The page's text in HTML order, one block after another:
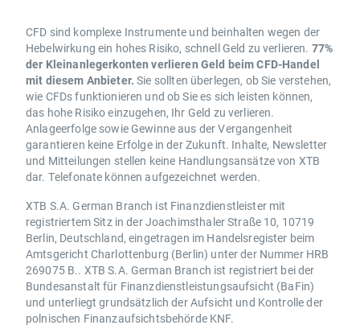
CFD sind komplexe Instrumente und beinhalten wegen der
Hebelwirkung ein hohes Risiko, schnell Geld zu verlieren. 77%
der Kleinanlegerkonten verlieren Geld beim CFD-Handel
mit diesem Anbieter. Sie sollten überlegen, ob Sie verstehen,
wie CFDs funktionieren und ob Sie es sich leisten können,
das hohe Risiko einzugehen, Ihr Geld zu verlieren.
Anlageerfolge sowie Gewinne aus der Vergangenheit
garantieren keine Erfolge in der Zukunft. Inhalte, Newsletter
und Mitteilungen stellen keine Handlungsansätze von XTB
dar. Telefonate können aufgezeichnet werden.
XTB S.A. German Branch ist Finanzdienstleister mit
registriertem Sitz in der Joachimsthaler Straße 10, 10719
Berlin, Deutschland, eingetragen im Handelsregister beim
Amtsgericht Charlottenburg (Berlin) unter der Nummer HRB
269075 B.. XTB S.A. German Branch ist registriert bei der
Bundesanstalt für Finanzdienstleistungsaufsicht (BaFin)
und unterliegt grundsätzlich der Aufsicht und Kontrolle der
polnischen Finanzaufsichtsbehörde KNF.